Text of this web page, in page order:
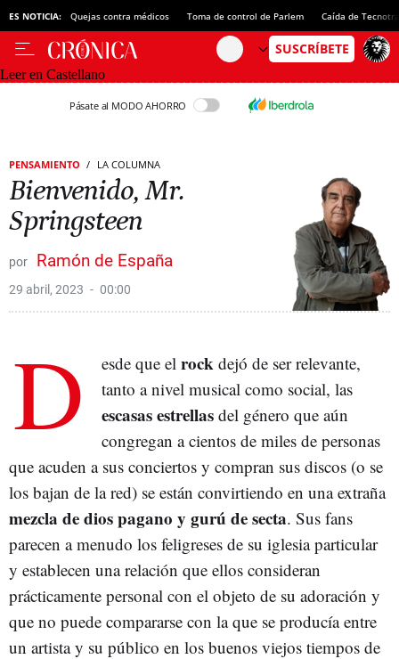
ES NOTICIA: Quejas contra médicos Toma de control de Parlem Caída de
Leer en Castellano
Pásate al MODO AHORRO
PENSAMIENTO LA COLUMNA
Bienvenido, Mr.
Springsteen
Ramón de España
29 abril, 2023 00:00
D esde que el rock dejó de ser relevante,
tanto a nivel musical como social, las
escasas estrellas del género que aún
congregan a cientos de miles de personas
que acuden a sus conciertos y compran sus discos (o se
los bajan de la red) se están convirtiendo en una extraña
mezcla de dios pagano y gurú de secta. Sus fans
parecen a menudo los feligreses de su iglesia particular
y establecen una relación que ellos consideran
prácticamente personal con el objeto de su adoración y
que no puede compararse con la que se producía entre
un artista y su público en los buenos viejos tiempos de